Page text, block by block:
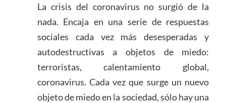
La crisis del coronavirus no surgió de la
nada. Encaja en una serie de respuestas
sociales cada vez más desesperadas y
autodestructivas a objetos de miedo:
terroristas, calentamiento global,
coronavirus. Cada vez que surge un nuevo
objeto de miedo en la sociedad, sólo hay una